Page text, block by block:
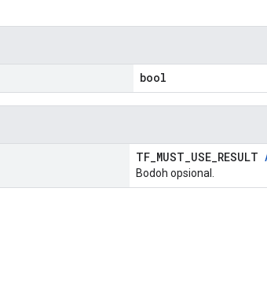
bool
TF_MUST_USE_RESULT
Bodoh opsional.